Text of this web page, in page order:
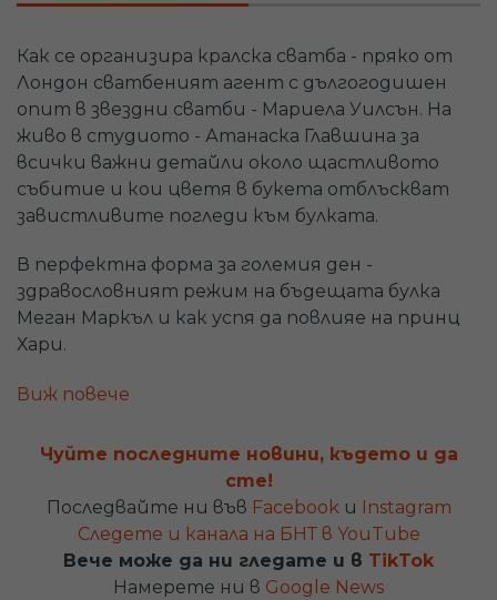
Как се организира кралска сватба - пряко от
Лондон сватбеният агент с дългогодишен
опит в звездни сватби - Мариела Уилсън. На
живо в студиото - Атанаска Главшина за
всички важни детайли около щастливото
събитие и кои цветя в букета отблъскват
завистливите погледи към булката.
В перфектна форма за големия ден -
здравословният режим на бъдещата булка
Меган Маркъл и как успя да повлияе на принц
Хари.
В рубриката "Здравно досие": Петя Алекса
поддържане на дух и перфектна форма.
Кардиохирурзите, които избраха да спасяват
живот в България вместо зад граница. Вижте
отличените със специалните награди в
тазгодишните Медицински оскари.
Виж повече
Чуйте последните новини, където и да
сте!
Последвайте ни във Facebookи Instagram
Следете и канала на БНТ в YouTube
Вече може да ни гледате и в TikTok
Намерете ни в Google News